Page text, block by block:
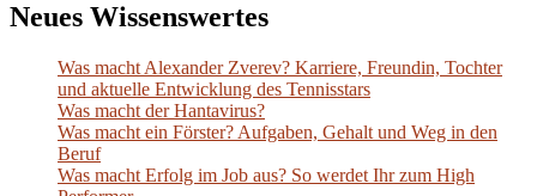
Neues Wissenswertes
Was macht Alexander Zverev? Karriere, Freundin, Tochter
und aktuelle Entwicklung des Tennisstars
Was macht der Hantavirus?
Was macht ein Förster? Aufgaben, Gehalt und Weg in den
Beruf
Was macht Erfolg im Job aus? So werdet Ihr zum High